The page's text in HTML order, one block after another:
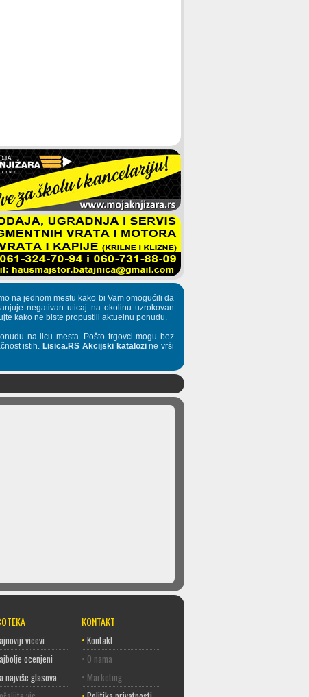
na jednom mestu kako bi Vam omogućili da
negativan uticaj na okolinu uzrokovan
kako ne biste propustili aktuelnu ponudu.
na licu mesta. Pošto trgovci mogu bez
istih. Lisica.RS Akcijski katalozine vrši
vicevi
ocenjeni
najviše glasova
KONTAKT
• Kontakt
• O nama
• Marketing